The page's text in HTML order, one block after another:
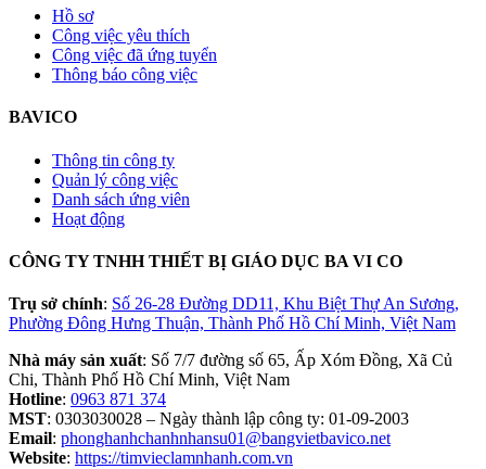
Hồ sơ
Công việc yêu thích
Công việc đã ứng tuyển
Thông báo công việc
BAVICO
Thông tin công ty
Quản lý công việc
Danh sách ứng viên
Hoạt động
CÔNG TY TNHH THIẾT BỊ GIÁO DỤC BA VI CO
Trụ sở chính: Số 26-28 Đường DD11, Khu Biệt Thự An Sương,
Phường Đông Hưng Thuận, Thành Phố Hồ Chí Minh, Việt Nam
Nhà máy sản xuất: Số 7/7 đường số 65, Ấp Xóm Đồng, Xã Củ
Chi, Thành Phố Hồ Chí Minh, Việt Nam
Hotline: 0963 871 374
MST: 0303030028 – Ngày thành lập công ty: 01-09-2003
Email: phonghanhchanhnhansu01@bangvietbavico.net
Website: https://timvieclamnhanh.com.vn